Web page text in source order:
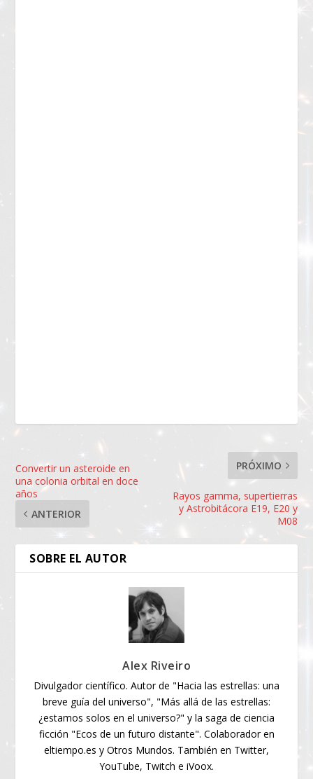
Convertir un asteroide en
una colonia orbital en doce
años
ANTERIOR
PRÓXIMO
Rayos gamma, supertierras
y Astrobitácora E19, E20 y
M08
SOBRE EL AUTOR
Alex Riveiro
Divulgador científico. Autor de "Hacia las estrellas: una
breve guía del universo", "Más allá de las estrellas:
¿estamos solos en el universo?" y la saga de ciencia
ficción "Ecos de un futuro distante". Colaborador en
eltiempo.es y Otros Mundos. También en Twitter,
YouTube, Twitch e iVoox.